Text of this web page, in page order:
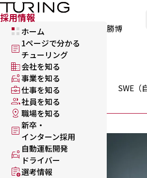
本文へ移動
採用情報
ホーム
採用情報
ホーム
1ページで分かる
チューリング
会社を知る
事業を知る
仕事を知る
社員を知る
職場を知る
新卒・
インターン採用
自動運転開発
ドライバー
選考情報
採用トップ 鈴木 勝博
鈴木 勝博
SWE（